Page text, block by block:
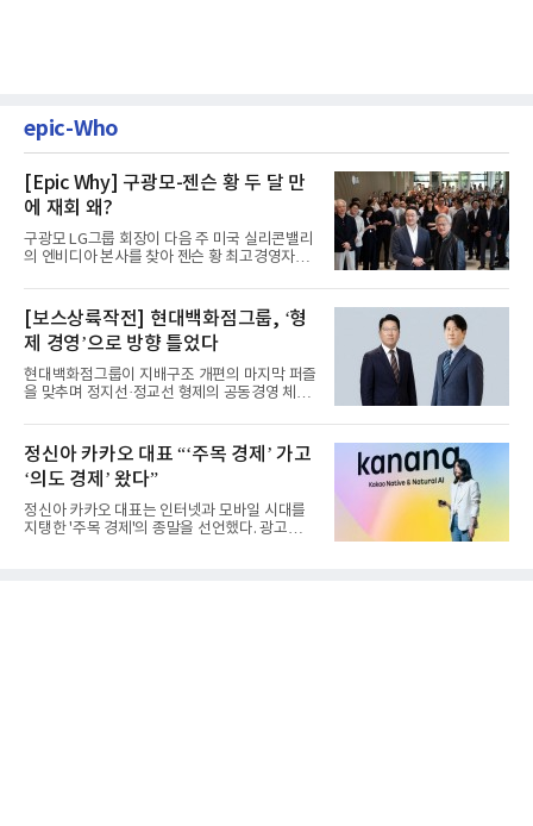
epic-Who
[Epic Why] 구광모-젠슨 황 두 달 만
에 재회 왜?
구광모 LG그룹 회장이 다음 주 미국 실리콘밸리
의 엔비디아 본사를 찾아 젠슨 황 최고경영자
[보스상륙작전] 현대백화점그룹, ‘형
제 경영’으로 방향 틀었다
현대백화점그룹이 지배구조 개편의 마지막 퍼즐
을 맞추며 정지선·정교선 형제의 공동경영 체제
정신아 카카오 대표 “‘주목 경제’ 가고
‘의도 경제’ 왔다”
정신아 카카오 대표는 인터넷과 모바일 시대를
지탱한 '주목 경제'의 종말을 선언했다. 광고를